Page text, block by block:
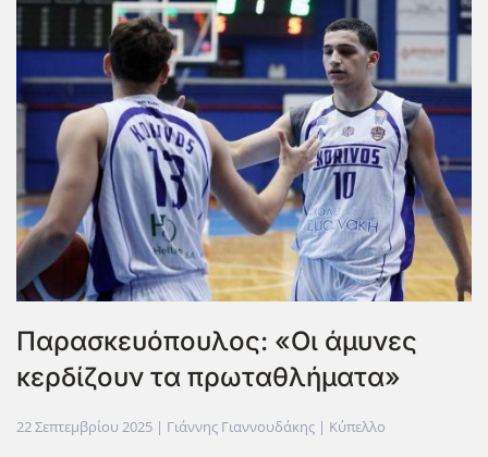
Παρασκευόπουλος: «Οι άμυνες
κερδίζουν τα πρωταθλήματα»
22 Σεπτεμβρίου 2025 | Γιάννης Γιαννουδάκης | Κύπελλο